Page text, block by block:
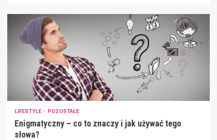
LIFESTYLE POZOSTAŁE
Enigmatyczny – co to znaczy i jak używać tego
słowa?